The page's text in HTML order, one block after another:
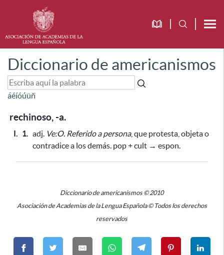
Diccionario de americanismos
áéíóúüñ
rechinoso, -a.
I. 1. adj. Ve:O. Referido a persona, que protesta, objeta o
contradice a los demás. pop + cult → espon.
Diccionario de americanismos © 2010
Asociación de Academias de la Lengua Española © Todos los derechos
reservados